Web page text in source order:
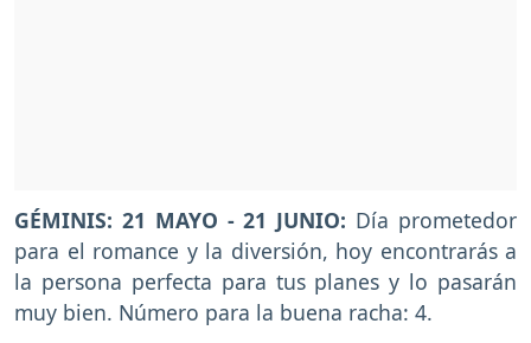
GÉMINIS: 21 MAYO - 21 JUNIO: Día prometedor
para el romance y la diversión, hoy encontrarás a
la persona perfecta para tus planes y lo pasarán
muy bien. Número para la buena racha: 4.